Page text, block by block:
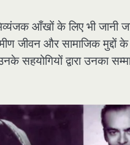
आँखों के लिए भी जानी
जीवन और सामाजिक मुद्दों
द्वारा उनका